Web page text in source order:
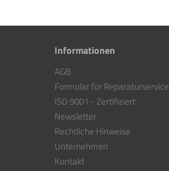
Informationen
AGB
Formular für Reparaturservice
ISO 9001 - Zertifiziert
Newsletter
Rechtliche Hinweise
Unternehmen
Kontakt